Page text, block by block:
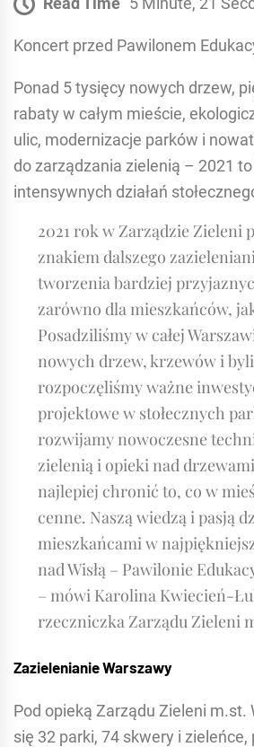
Koncert przed Pawilonem
Ponad 5 tysięcy nowych drzew,
rabaty w całym mieście,
ulic, modernizacje parków i
do zarządzania zielenią – 2021
intensywnych działań
2021 rok w Zarządzie Zieleni
znakiem dalszego
tworzenia bardziej
zarówno dla mieszkańców,
Posadziliśmy w całej
nowych drzew, krzewów i
rozpoczęliśmy ważne
projektowe w stołecznych
rozwijamy nowoczesne
zielenią i opieki nad
najlepiej chronić to, co w
cenne. Naszą wiedzą i pasją
mieszkańcami w
nad Wisłą – Pawilonie
– mówi Karolina Kwiecień-
rzeczniczka Zarządu Zieleni
Zazielenianie Warszawy
Pod opieką Zarządu Zieleni m.st.
się 32 parki, 74 skwery i zieleńce,